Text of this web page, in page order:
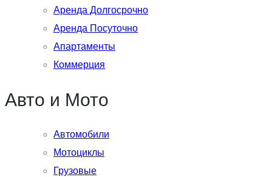
Аренда Долгосрочно
Аренда Посуточно
Апартаменты
Коммерция
Авто и Мото
Автомобили
Мотоциклы
Грузовые